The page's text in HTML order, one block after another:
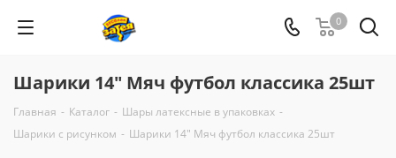
0
Шарики 14" Мяч футбол классика 25шт
Главная - Каталог - Шары латексные в упаковках -
Шарики с рисунком - Шарики 14" Мяч футбол классика 25шт